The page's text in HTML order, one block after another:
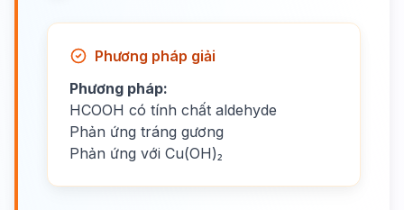
Phương pháp giải
Phương pháp:
HCOOH có tính chất aldehyde
Phản ứng tráng gương
Phản ứng với Cu(OH)₂